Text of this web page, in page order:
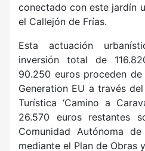
conectado con este jardín
el Callejón de Frías.
Esta actuación
inversión total de
90.250 euros proceden
Generation EU a través
Turística ‘Camino a
26.570 euros restantes
Comunidad Autónoma
mediante el Plan de Obras